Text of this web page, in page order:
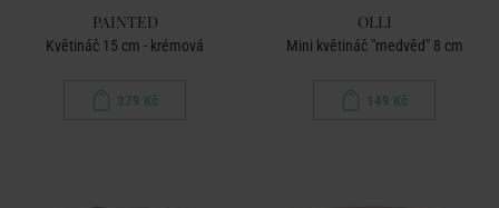
PAINTED
Květináč 15 cm - krémová
379 Kč
OLLI
Mini květináč "medvěd" 8 cm
149 Kč